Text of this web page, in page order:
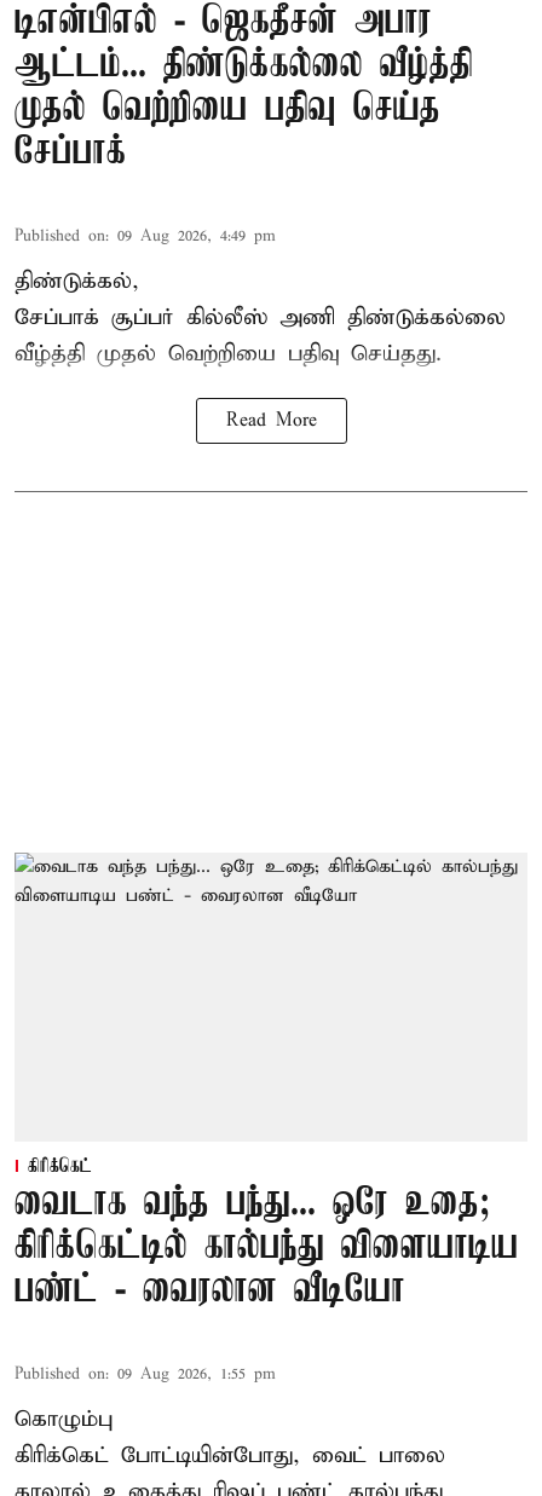
டிஎன்பிஎல் - ஜெகதீசன் அபார
ஆட்டம்... திண்டுக்கல்லை வீழ்த்தி
முதல் வெற்றியை பதிவு செய்த
சேப்பாக்
Published on: 09 Aug 2026, 4:49 pm
திண்டுக்கல்,
சேப்பாக் சூப்பர் கில்லீஸ் அணி திண்டுக்கல்லை
வீழ்த்தி முதல் வெற்றியை பதிவு செய்தது.
Read More
கிரிக்கெட்
வைடாக வந்த பந்து... ஒரே உதை;
கிரிக்கெட்டில் கால்பந்து விளையாடிய
பண்ட் - வைரலான வீடியோ
Published on: 09 Aug 2026, 1:55 pm
கொழும்பு
கிரிக்கெட் போட்டியின்போது, வைட் பாலை